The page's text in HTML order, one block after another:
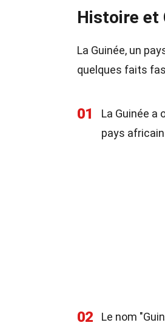
Histoire et
La Guinée, un
quelques faits
01 La Guinée a
pays
02 Le nom